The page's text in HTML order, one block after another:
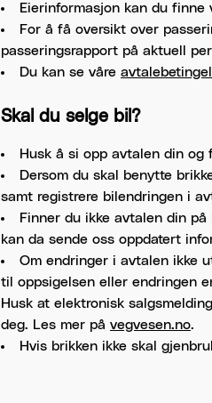
Eierinformasjon kan du finne
For å få oversikt over
passeringsrapport på aktuell
Du kan se våre
Skal du selge bil?
Husk å si opp avtalen din og
Dersom du skal benytte
samt registrere bilendringen i
Finner du ikke avtalen din
kan da sende oss oppdatert
Om endringer i avtalen ikke
til oppsigelsen eller endringen
Husk at elektronisk
deg. Les mer på vegvesen.no.
Hvis brikken ikke skal